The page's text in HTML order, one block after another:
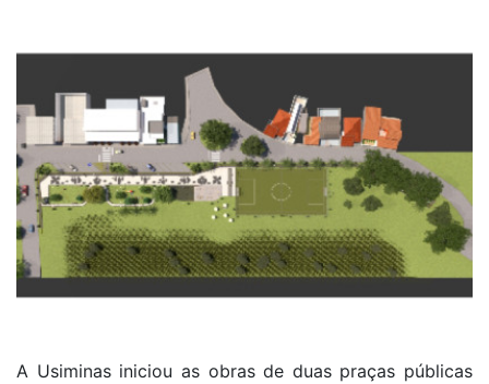
A Usiminas iniciou as obras de duas praças públicas